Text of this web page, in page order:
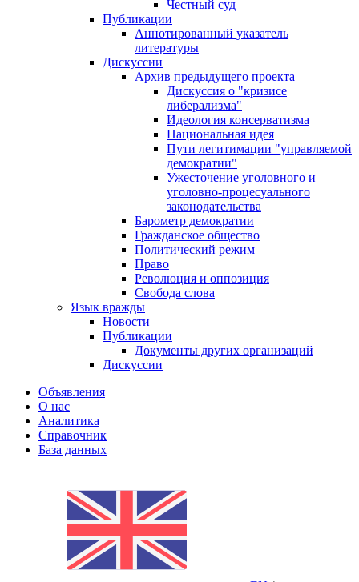
Честный суд
Публикации
Аннотированный указатель
литературы
Дискуссии
Архив предыдущего проекта
Дискуссия о "кризисе
либерализма"
Идеология консерватизма
Национальная идея
Пути легитимации "управляемой
демократии"
Ужесточение уголовного и
уголовно-процесуального
законодательства
Барометр демократии
Гражданское общество
Политический режим
Право
Революция и оппозиция
Свобода слова
Язык вражды
Новости
Публикации
Документы других организаций
Дискуссии
Объявления
О нас
Аналитика
Справочник
База данных